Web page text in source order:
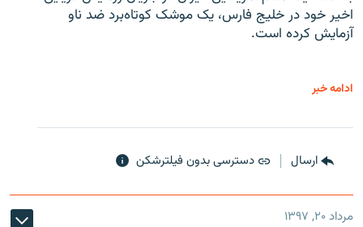
اخیر خود در خلیج فارس، یک موشک کوتاه‌برد ضد ناو
آزمایش کرده است.
ادامه خبر
ارسال دسترسی بدون فیلترشکن
مرداد ۲۰, ۱۳۹۷